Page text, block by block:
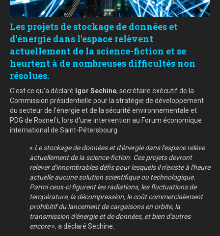
Les projets de stockage de données et
d'énergie dans l'espace relèvent
actuellement de la science-fiction et se
heurtent à de nombreuses difficultés non
résolues.
C'est ce qu'a déclaré Igor Sechine, secrétaire exécutif de la
Commission présidentielle pour la stratégie de développement
du secteur de l'énergie et de la sécurité environnementale et
PDG de Rosneft, lors d'une intervention au Forum économique
international de Saint-Pétersbourg.
« Le stockage de données et d'énergie dans l'espace relève
actuellement de la science-fiction. Ces projets devront
relever d'innombrables défis pour lesquels il n'existe à l'heure
actuelle aucune solution scientifique ou technologique.
Parmi ceux-ci figurent les radiations, les fluctuations de
température, la décompression, le coût commercialement
prohibitif du lancement de cargaisons en orbite, la
transmission d'énergie et de données, et bien d'autres
encore», a déclaré Sechine.